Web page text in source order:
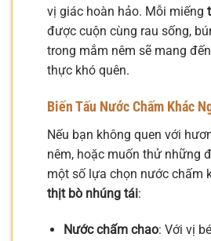
vị giác hoàn hảo. Mỗi miếng
được cuộn cùng rau sống,
trong mắm nêm sẽ mang
thực khó quên.
Biến Tấu Nước Chấm Khác
Nếu bạn không quen với
nêm, hoặc muốn thử những
một số lựa chọn nước chấm
thịt bò nhúng tái:
Nước chấm chao: Với vị